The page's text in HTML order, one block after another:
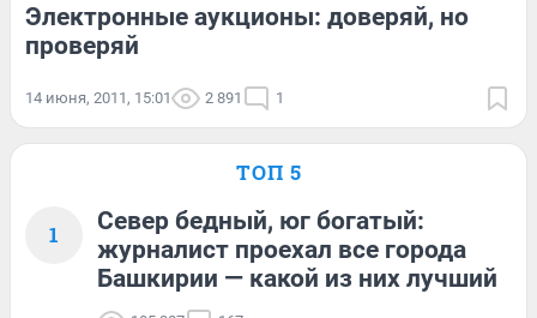
Электронные аукционы: доверяй, но
проверяй
14 июня, 2011, 15:01 2 891 1
ТОП 5
1
Север бедный, юг богатый:
журналист проехал все города
Башкирии — какой из них лучший